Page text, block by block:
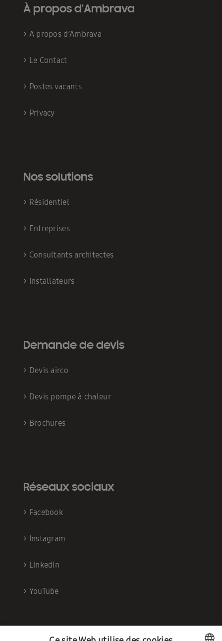
À propos d'Ambrava
> A propos d’Ambrava
> Le Contact
> Postes vacants
> Privacy
Nos solutions
> Résidentiel
> Entreprises
> Consultants architectes
> Installateurs
Demande de devis
> Devis airco
> Devis pompe à chaleur
> Brochures
Réseaux sociaux
> Facebook
> Instagram
> LinkedIn
> YouTube